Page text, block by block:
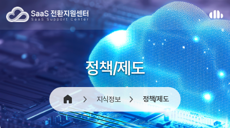
정책/제도
지식정보 정책/제도